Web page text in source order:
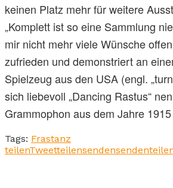
keinen Platz mehr für weitere
„Komplett ist so eine Sammlung
mir nicht mehr viele Wünsche
zufrieden und demonstriert an
Spielzeug aus den USA (engl.
sich liebevoll „Dancing Rastus“
Grammophon aus dem Jahre
Tags: Frastanz
teilenTweetteilensendensenden